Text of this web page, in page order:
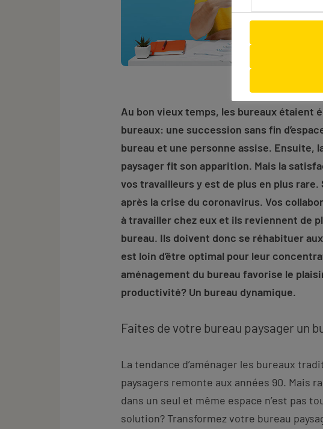
Au bon vieux temps, les bureaux étaient
bureaux: une succession sans fin
bureau et une personne assise. Ensuite,
paysager fit son apparition. Mais la
vos travailleurs y est de plus en plus
après la crise du coronavirus. Vos
à travailler chez eux et ils reviennent de
bureau. Ils doivent donc se réhabituer
est loin d’être optimal pour leur
aménagement du bureau favorise le
productivité? Un bureau dynamique.
Faites de votre bureau paysager un
La tendance d’aménager les bureaux
paysagers remonte aux années 90. Mais
dans un seul et même espace n’est pas
solution? Transformez votre bureau